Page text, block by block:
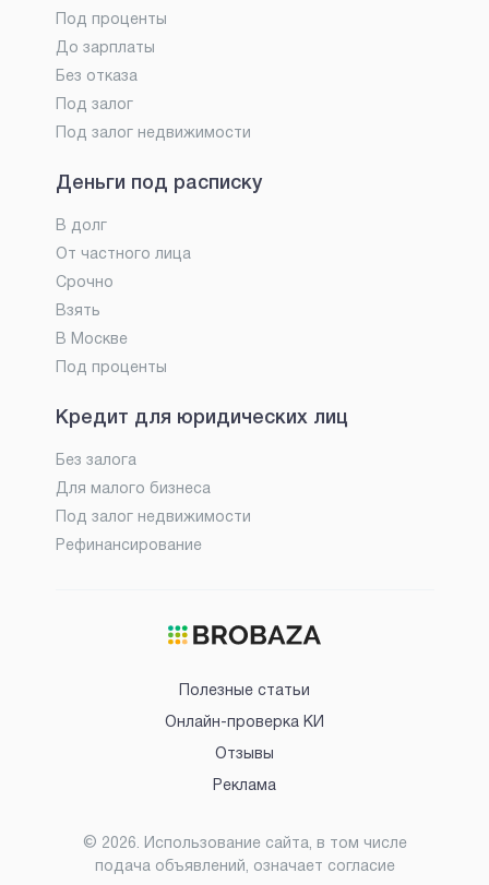
Под проценты
До зарплаты
Без отказа
Под залог
Под залог недвижимости
Деньги под расписку
В долг
От частного лица
Срочно
Взять
В Москве
Под проценты
Кредит для юридических лиц
Без залога
Для малого бизнеса
Под залог недвижимости
Рефинансирование
Полезные статьи
Онлайн-проверка КИ
Отзывы
Реклама
© 2026. Использование сайта, в том числе
подача объявлений, означает согласие